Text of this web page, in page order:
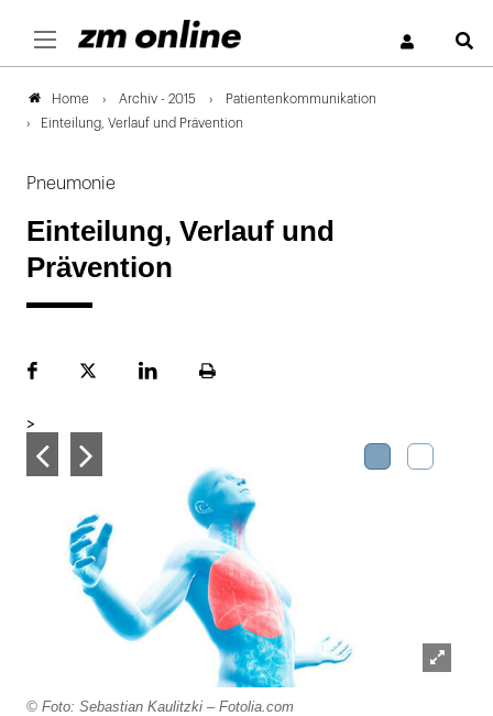
Home Archiv - 2015
Patientenkommunikation
Einteilung, Verlauf und Prävention
Pneumonie
Einteilung, Verlauf und
Prävention
FacebookPlattformLinekdInSeite
>
© Foto: Sebastian Kaulitzki – Fotolia.com